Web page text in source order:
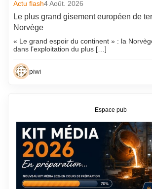
Actu flash4 Août. 2026
Le plus grand gisement européen de
Norvège
« Le grand espoir du continent » : la
dans l’exploitation du plus […]
piwi
Espace pub